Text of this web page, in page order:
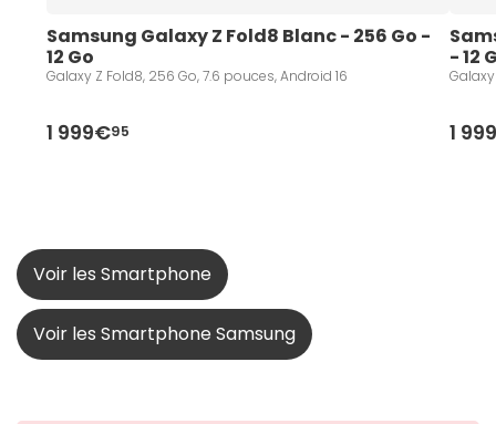
Samsung Galaxy Z Fold8 Blanc - 256 Go -
12 Go
Galaxy Z Fold8, 256 Go, 7.6 pouces, Android 16
1 999€95
- 12
1
Voir les Smartphone
Voir les Smartphone Samsung